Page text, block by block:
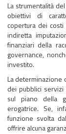
La strumentalità
obiettivi di
copertura dei
indiretta
finanziari della
governance,
investito.
La determinazione
dei pubblici
sul piano della
erogatrice. Se,
funzione svolta
offrire alcuna